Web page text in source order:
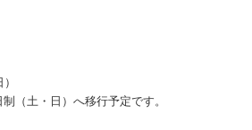
（土・日）へ移行予定です。